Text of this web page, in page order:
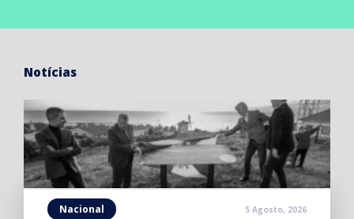
Notícias
Nacional 5 Agosto, 2026